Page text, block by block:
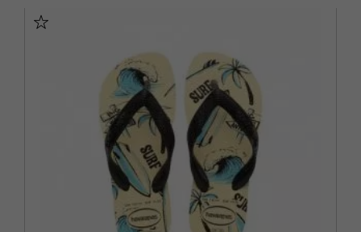
BRASIL 31/32 - EUR 33/34
BRASIL 33/34 - EUR 35/36
BRASIL 35/36 - EUR 37/38